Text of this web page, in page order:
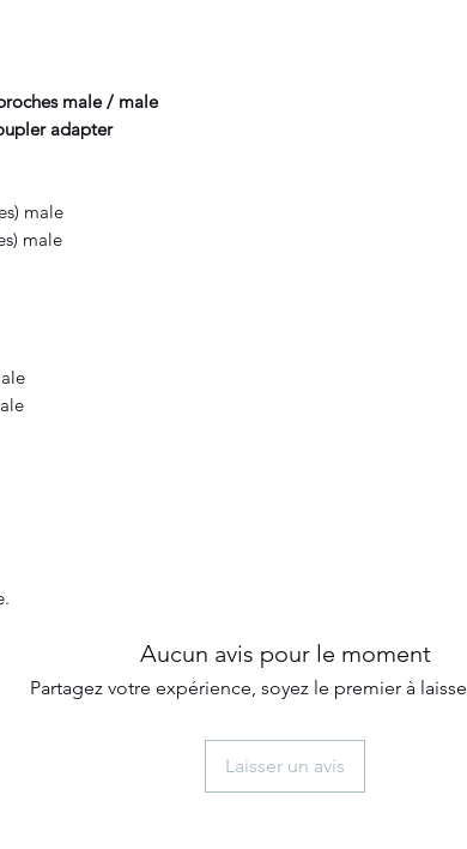
male / male
adapter
male
male
Aucun avis pour le moment
Partagez votre expérience, soyez le premier à
Laisser un avis